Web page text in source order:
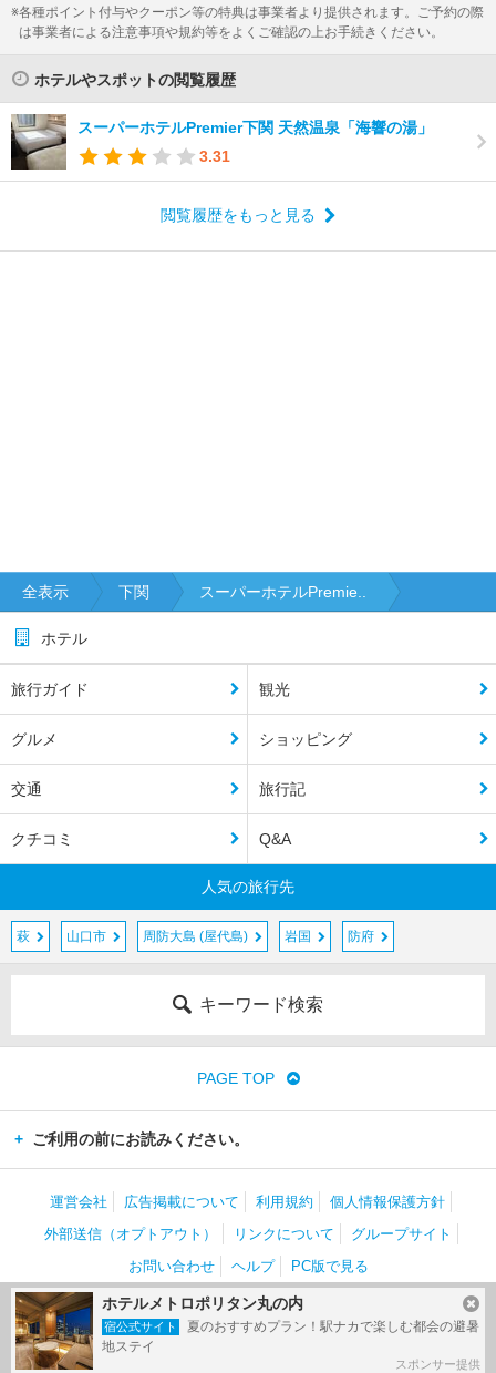
各種ポイント付与やクーポン等の特典は事業者より提供されます。ご予約の際
は事業者による注意事項や規約等をよくご確認の上お手続きください。
ホテルやスポットの閲覧履歴
スーパーホテルPremier下関 天然温泉「海響の湯」
3.31
閲覧履歴をもっと見る
ホテルメトロポリタン丸の内
宿公式サイト
夏のおすすめプラン！駅ナカで楽しむ都会の避暑
地ステイ
スポンサー提供
全表示 下関 スーパーホテルPremie..
ホテル
旅行ガイド 観光
グルメ ショッピング
交通 旅行記
クチコミ Q&A
人気の旅行先
萩 山口市 周防大島 (屋代島) 岩国 防府
キーワード検索
PAGE TOP
ご利用の前にお読みください。
運営会社 広告掲載について 利用規約
個人情報保護方針
外部送信（オプトアウト）
リンクについて
グループサイト
お問い合わせ
ヘルプ PC版で見る
(c) Kakaku.com, Inc. All Rights Reserved.
掲載情報・写真など、すべてのコンテンツの無断複写・転載・公衆送信等を禁じま